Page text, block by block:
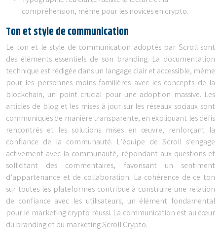
compréhension, même pour les novices en crypto.
Ton et style de communication
Le ton et le style de communication adoptés par Scroll sont
des éléments essentiels de son branding. La documentation
technique est rédigée dans un langage clair et accessible, même
pour les personnes moins familières avec les concepts de la
blockchain, un point crucial pour une adoption massive. Les
articles de blog et les mises à jour sur les réseaux sociaux sont
communiqués de manière transparente, en expliquant les défis
rencontrés et les solutions mises en œuvre, renforçant la
confiance de la communauté. L’équipe de Scroll s’engage
activement avec la communauté, répondant aux questions et
sollicitant des commentaires, favorisant un sentiment
d’appartenance et de collaboration. La cohérence de ce ton
sur toutes les plateformes contribue à construire une relation
de confiance avec les utilisateurs, un élément fondamental
pour le marketing crypto réussi. La communication est au cœur
du branding et du marketing Scroll Crypto.